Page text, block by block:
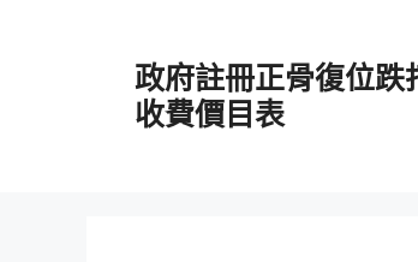
政府註冊正骨復位跌
收費價目表